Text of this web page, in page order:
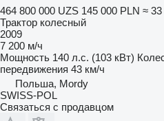
464 800 000 UZS 145 000 PLN ≈
Трактор колесный
2009
7 200 м/ч
Мощность 140 л.с. (103 кВт)
передвижения 43 км/ч
Польша, Mordy
SWISS-POL
Связаться с продавцом